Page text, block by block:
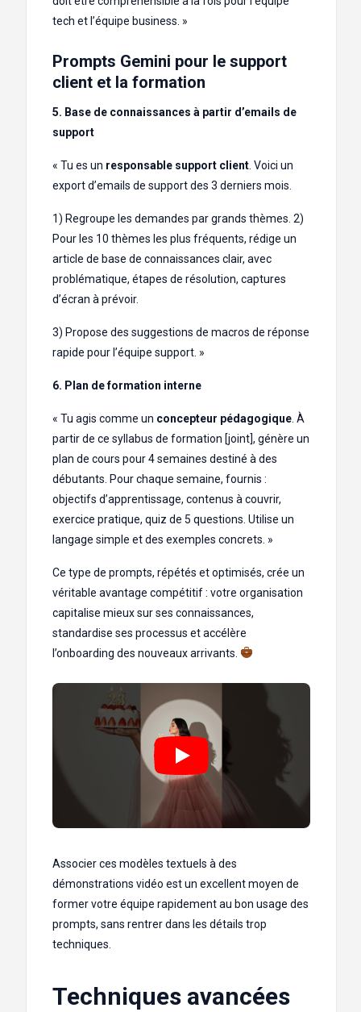
tech et l’équipe business. »
Prompts Gemini pour le support
client et la formation
5. Base de connaissances à partir d’emails de
support
« Tu es un responsable support client . Voici un
export d’emails de support des 3 derniers mois.
1) Regroupe les demandes par grands thèmes. 2)
Pour les 10 thèmes les plus fréquents, rédige un
article de base de connaissances clair, avec
problématique, étapes de résolution, captures
d’écran à prévoir.
3) Propose des suggestions de macros de réponse
rapide pour l’équipe support. »
6. Plan de formation interne
« Tu agis comme un concepteur pédagogique . À
partir de ce syllabus de formation [joint], génère un
plan de cours pour 4 semaines destiné à des
débutants. Pour chaque semaine, fournis :
objectifs d’apprentissage, contenus à couvrir,
exercice pratique, quiz de 5 questions. Utilise un
langage simple et des exemples concrets. »
Ce type de prompts, répétés et optimisés, crée un
véritable avantage compétitif : votre organisation
capitalise mieux sur ses connaissances,
standardise ses processus et accélère
l’onboarding des nouveaux arrivants.
Associer ces modèles textuels à des
démonstrations vidéo est un excellent moyen de
former votre équipe rapidement au bon usage des
prompts, sans rentrer dans les détails trop
techniques.
Techniques avancées